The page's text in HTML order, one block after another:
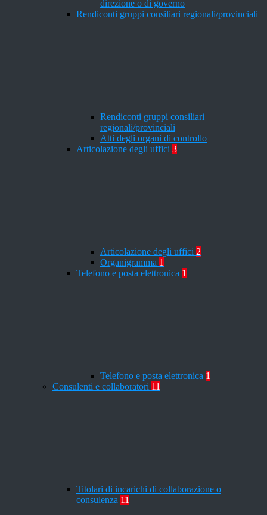
direzione o di governo
Rendiconti gruppi consiliari regionali/provinciali
Rendiconti gruppi consiliari
regionali/provinciali
Atti degli organi di controllo
Articolazione degli uffici 3
Articolazione degli uffici 2
Organigramma 1
Telefono e posta elettronica 1
Telefono e posta elettronica 1
Consulenti e collaboratori 11
Titolari di incarichi di collaborazione o
consulenza 11